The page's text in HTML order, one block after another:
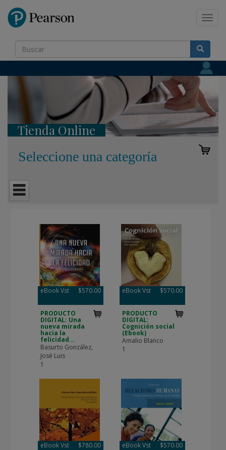
Tienda Online
Seleccione una categoría
eBook Vst $570.00
PRODUCTO
DIGITAL: Una
nueva mirada
hacia la
felicidad...
Basurto González,
José Luis
1
eBook Vst $570.00
PRODUCTO
DIGITAL:
Cognición social
(Ebook)
Amalio Blanco
1
eBook Vst $780.00 eBook Vst $570.00